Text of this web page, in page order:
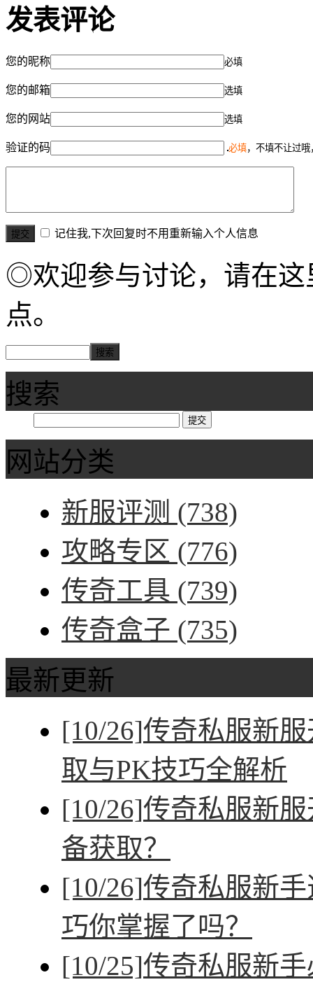
发表评论
您的昵称 必填
您的邮箱 选填
您的网站 选填
验证的码 必填，不填不让过
记住我,下次回复时不用重新输入个人信息
◎欢迎参与讨论，请在这
点。
搜索
网站分类
新服评测 (738)
攻略专区 (776)
传奇工具 (739)
传奇盒子 (735)
最新更新
[10/26]传奇私服新
取与PK技巧全解析
[10/26]传奇私服新
备获取？
[10/26]传奇私服新
巧你掌握了吗？
[10/25]传奇私服新